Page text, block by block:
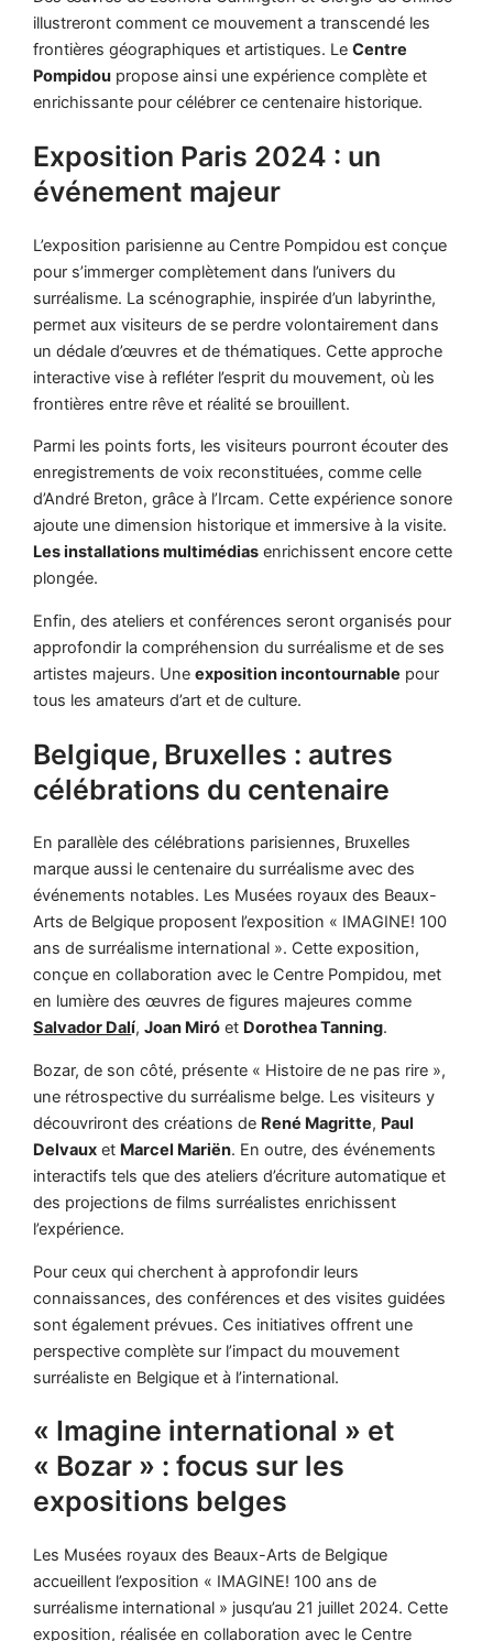
illustreront comment ce mouvement a transcendé les
frontières géographiques et artistiques. LeCentre
Pompidou propose ainsi une expérience complète et
enrichissante pour célébrer ce centenaire historique.
Exposition Paris 2024 : un
événement majeur
L’exposition parisienne au Centre Pompidou est conçue
pour s’immerger complètement dans l’univers du
surréalisme. La scénographie, inspirée d’un labyrinthe,
permet aux visiteurs de se perdre volontairement dans
un dédale d’œuvres et de thématiques. Cette approche
interactive vise à refléter l’esprit du mouvement, où les
frontières entre rêve et réalité se brouillent.
Parmi les points forts, les visiteurs pourront écouter des
enregistrements de voix reconstituées, comme celle
d’André Breton, grâce à l’Ircam. Cette expérience sonore
ajoute une dimension historique et immersive à la visite.
Les installations multimédias enrichissent encore cette
plongée.
Enfin, des ateliers et conférences seront organisés pour
approfondir la compréhension du surréalisme et de ses
artistes majeurs. Uneexposition incontournable pour
tous les amateurs d’art et de culture.
Belgique, Bruxelles : autres
célébrations du centenaire
En parallèle des célébrations parisiennes, Bruxelles
marque aussi le centenaire du surréalisme avec des
événements notables. Les Musées royaux des Beaux-
Arts de Belgique proposent l’exposition « IMAGINE! 100
ans de surréalisme international ». Cette exposition,
conçue en collaboration avec le Centre Pompidou, met
en lumière des œuvres de figures majeures comme
Salvador Dalí,Joan Miró et Dorothea Tanning.
Bozar, de son côté, présente « Histoire de ne pas rire »,
une rétrospective du surréalisme belge. Les visiteurs y
découvriront des créations de René Magritte, Paul
Delvaux et Marcel Mariën. En outre, des événements
interactifs tels que des ateliers d’écriture automatique et
des projections de films surréalistes enrichissent
l’expérience.
Pour ceux qui cherchent à approfondir leurs
connaissances, des conférences et des visites guidées
sont également prévues. Ces initiatives offrent une
perspective complète sur l’impact du mouvement
surréaliste en Belgique et à l’international.
« Imagine international » et
« Bozar » : focus sur les
expositions belges
Les Musées royaux des Beaux-Arts de Belgique
accueillent l’exposition « IMAGINE! 100 ans de
surréalisme international » jusqu’au 21 juillet 2024. Cette
exposition, réalisée en collaboration avec le Centre